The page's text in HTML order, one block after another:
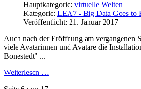
Hauptkategorie: virtuelle Welten
Kategorie: LEA7 - Big Data Goes to
Veröffentlicht: 21. Januar 2017
Auch nach der Eröffnung am vergangenen
viele Avatarinnen und Avatare die
Bonestedt" ...
Weiterlesen …